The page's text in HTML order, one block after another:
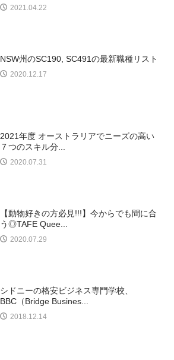
2021.04.22
NSW州のSC190, SC491の最新職種リスト
2020.12.17
2021年度 オーストラリアでニーズの高い
７つのスキル分...
2020.07.31
【動物好きの方必見!!!】今からでも間に合
う◎TAFE Quee...
2020.07.29
シドニーの格安ビジネス専門学校、
BBC（Bridge Busines...
2018.12.14